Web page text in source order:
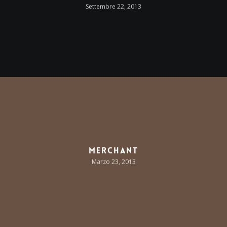
Settembre 22, 2013
Merchant
Marzo 23, 2013